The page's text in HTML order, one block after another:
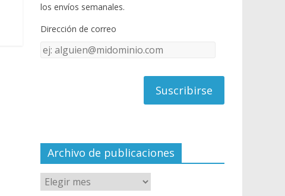
o
k e
C
el
los envíos semanales.
Dirección de correo
Dirección
Archivo de publicaciones